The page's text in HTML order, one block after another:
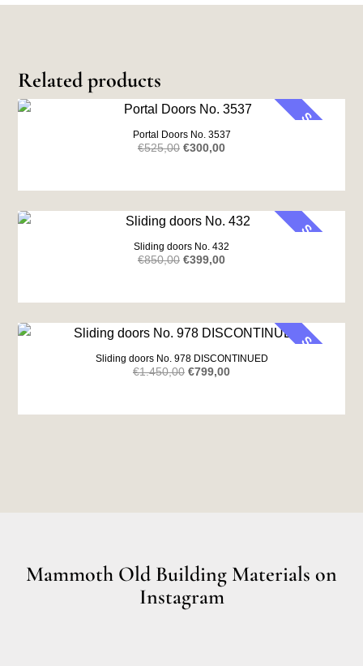
Related products
SALE
Portal Doors No. 3537
€525,00 Original
was:
€525,00.
€300,00Current
is:
€300,00.
SALE
Sliding doors No. 432
€850,00 Original
was:
€850,00.
€399,00Current
is:
€399,00.
SALE
Sliding doors No. 978 DISCONTINUED
€1.450,00 Original
was:
€799,00Current
is:
Mammoth Old Building Materials on
Instagram